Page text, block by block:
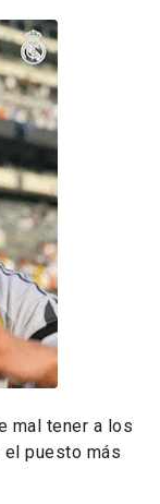
mal tener a los
puesto más